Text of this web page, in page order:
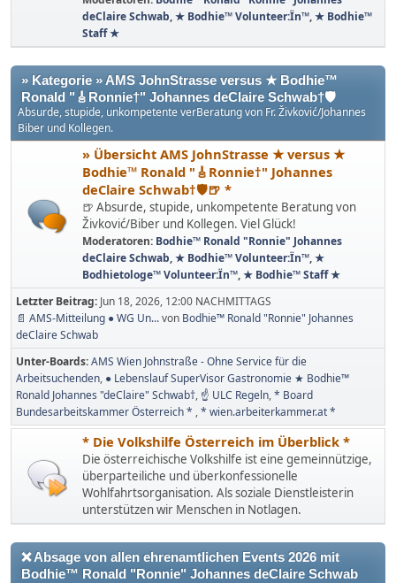
deClaire Schwab,★ Bodhie™ Volunteer:Ïn™,★ Bodhie™
Staff ★
» Kategorie » AMS JohnStrasse versus ★ Bodhie™
Ronald "🎸Ronnie†" Johannes deClaire Schwab†🛡️
Absurde, stupide, unkompetente verBeratung von Fr. Živković/Johannes
Biber und Kollegen.
» Übersicht AMS JohnStrasse ★ versus ★
Bodhie™ Ronald "🎸Ronnie†" Johannes
deClaire Schwab†🛡️🍺 *
🍺 Absurde, stupide, unkompetente Beratung von
Živković/Biber und Kollegen. Viel Glück!
Moderatoren: Bodhie™ Ronald "Ronnie" Johannes
deClaire Schwab,★ Bodhie™ Volunteer:Ïn™,★
Bodhietologe™ Volunteer:Ïn™,★ Bodhie™ Staff ★
Letzter Beitrag: Jun 18, 2026, 12:00 NACHMITTAGS
📄 AMS-Mitteilung ● WG Un...von Bodhie™ Ronald "Ronnie" Johannes
deClaire Schwab
Unter-Boards AMS Wien Johnstraße - Ohne Service für die
Arbeitsuchenden ● Lebenslauf SuperVisor Gastronomie ★ Bodhie™
Ronald Johannes "deClaire" Schwab† ☝ ULC Regeln * Board
Bundesarbeitskammer Österreich * * wien.arbeiterkammer.at *
* Die Volkshilfe Österreich im Überblick *
Die österreichische Volkshilfe ist eine gemeinnützige,
überparteiliche und überkonfessionelle
Wohlfahrtsorganisation. Als soziale Dienstleisterin
unterstützen wir Menschen in Notlagen.
❌ Absage von allen ehrenamtlichen Events 2026 mit
Bodhie™ Ronald "Ronnie" Johannes deClaire Schwab